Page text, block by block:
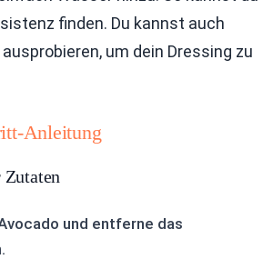
finden. Du kannst auch
um dein Dressing zu
Anleitung
Zutaten
und entferne das